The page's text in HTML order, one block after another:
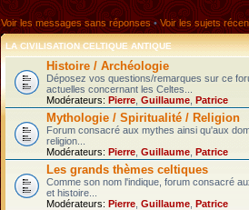
Voir les messages sans réponses•Voir les sujets
LA CIVILISATION CELTIQUE ANTIQUE
Histoire / Archéologie
Déposez vos questions/remarques sur ce
actuelles concernant les Celtes...
Modérateurs: Pierre Guillaume Patrice
Mythologie / Spiritualité / Religion
Forum consacré aux mythes ainsi qu'aux
religion...
Modérateurs: Pierre Guillaume Patrice
Les grands thèmes celtiques
Comme son nom l'indique, forum consacré
et histoire...
Modérateurs: Pierre Guillaume Patrice